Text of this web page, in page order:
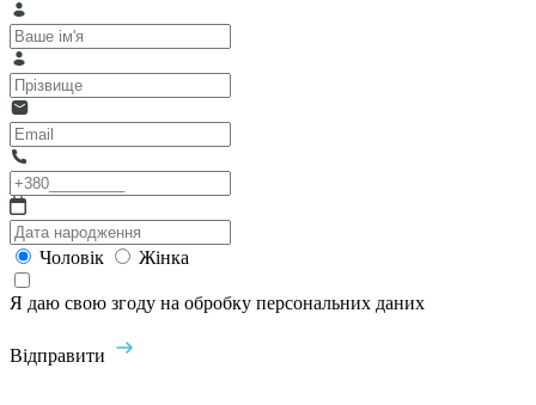
Чоловік Жінка
Я даю свою згоду на обробку персональних даних
Відправити